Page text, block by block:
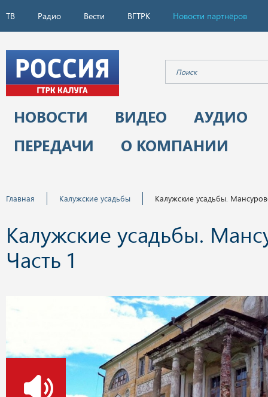
ТВ Радио Вести ВГТРК Новости партнёров
НОВОСТИ ВИДЕО
АУДИО
ПЕРЕДАЧИ
О КОМПАНИИ
Главная Калужские усадьбы Калужские усадьбы.
Калужские усадьбы.
Часть 1